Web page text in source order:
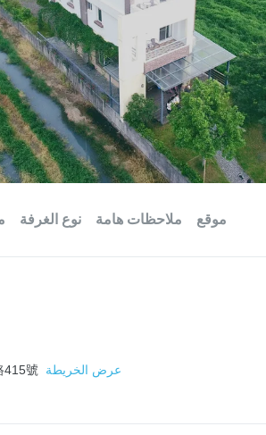
نوع الغرفة ملاحظات هامة موقع
415號
عرض الخريطة